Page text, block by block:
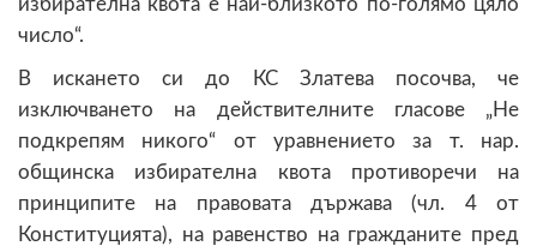
число“.
В искането си до КС Златева посочва, че
изключването на действителните гласове „Не
подкрепям никого“ от уравнението за т. нар.
общинска избирателна квота противоречи на
принципите на правовата държава (чл. 4 от
Конституцията), на равенство на гражданите пред